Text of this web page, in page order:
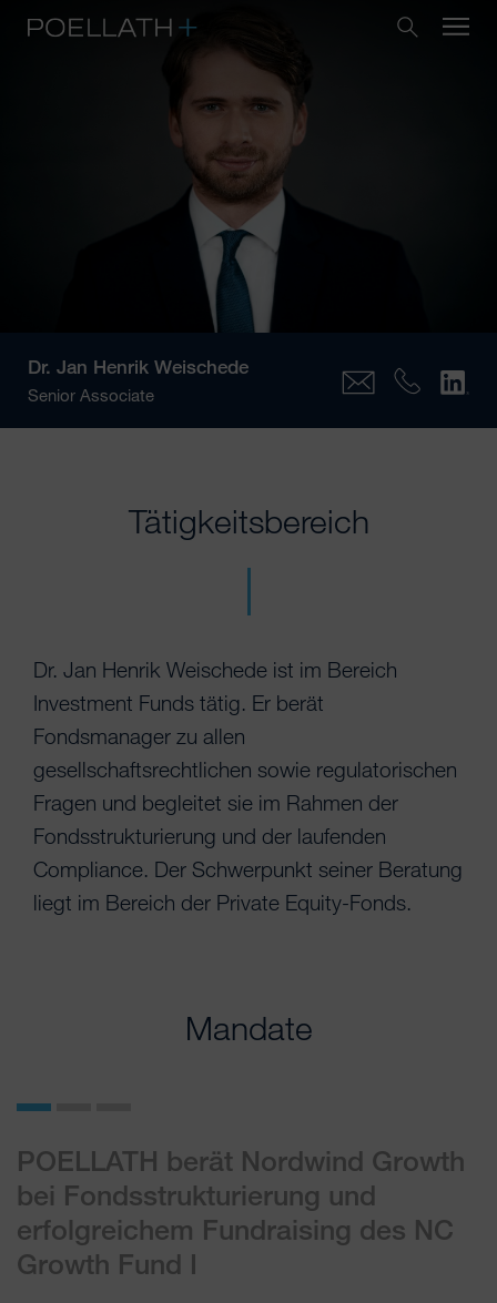
Dr. Jan Henrik Weischede
Senior Associate
Tätigkeitsbereich
Dr. Jan Henrik Weischede ist im Bereich
Investment Funds tätig. Er berät
Fondsmanager zu allen
gesellschaftsrechtlichen sowie regulatorischen
Fragen und begleitet sie im Rahmen der
Fondsstrukturierung und der laufenden
Compliance. Der Schwerpunkt seiner Beratung
liegt im Bereich der Private Equity-Fonds.
Mandate
POELLATH berät Nordwind Growth
bei Fondsstrukturierung und
erfolgreichem Fundraising des NC
Growth Fund I